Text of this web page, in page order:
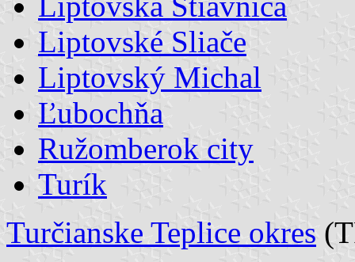
Liptovské Sliače
Liptovský Michal
Ľubochňa
Ružomberok city
Turík
Turčianske Teplice okres